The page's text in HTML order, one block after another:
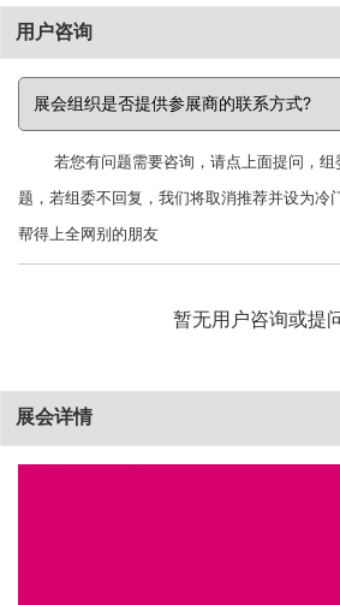
用户咨询
若您有问题需要咨询，请点上面提问，
题，若组委不回复，我们将取消推荐并设为冷
帮得上全网别的朋友
暂无用户咨询或提
展会详情